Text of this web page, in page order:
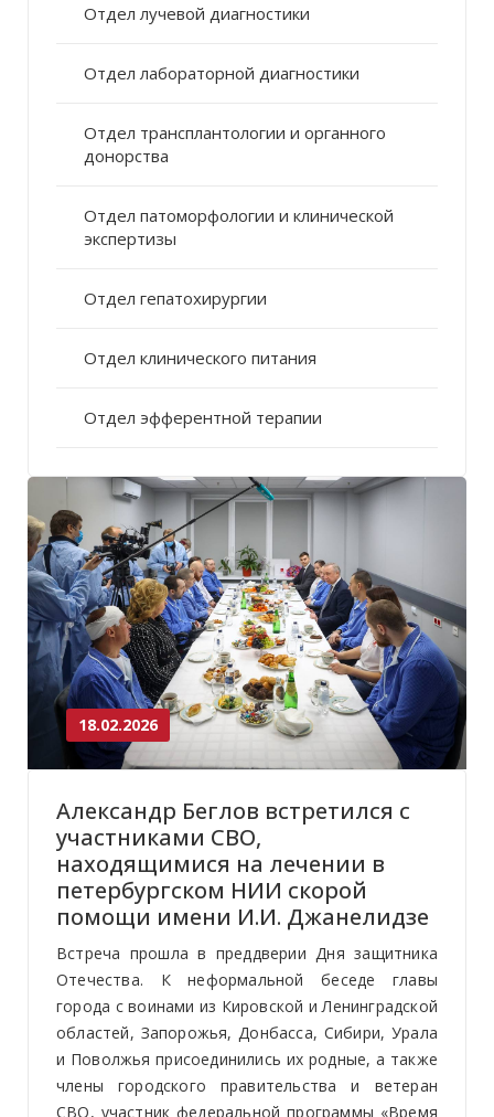
Отдел лучевой диагностики
Отдел лабораторной диагностики
Отдел трансплантологии и органного
донорства
Отдел патоморфологии и клинической
экспертизы
Отдел гепатохирургии
Отдел клинического питания
Отдел эфферентной терапии
18.02.2026
Александр Беглов встретился с
участниками СВО,
находящимися на лечении в
петербургском НИИ скорой
помощи имени И.И. Джанелидзе
Встреча прошла в преддверии Дня защитника
Отечества. К неформальной беседе главы
города с воинами из Кировской и Ленинградской
областей, Запорожья, Донбасса, Сибири, Урала
и Поволжья присоединились их родные, а также
члены городского правительства и ветеран
СВО, участник федеральной программы «Время